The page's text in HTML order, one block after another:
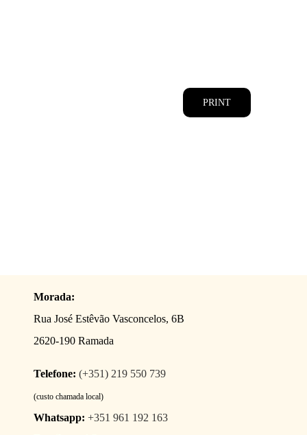
PRINT
Morada:
Rua José Estêvão Vasconcelos, 6B
2620-190 Ramada
Telefone: (+351) 219 550 739
(custo chamada local)
Whatsapp: +351 961 192 163